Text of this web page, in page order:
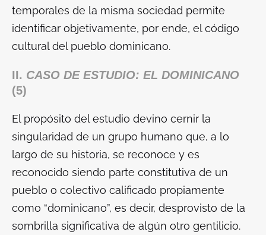
temporales de la misma sociedad permite
identificar objetivamente, por ende, el código
cultural del pueblo dominicano.
II. CASO DE ESTUDIO: EL DOMINICANO
(5)
El propósito del estudio devino cernir la
singularidad de un grupo humano que, a lo
largo de su historia, se reconoce y es
reconocido siendo parte constitutiva de un
pueblo o colectivo calificado propiamente
como “dominicano”, es decir, desprovisto de la
sombrilla significativa de algún otro gentilicio.